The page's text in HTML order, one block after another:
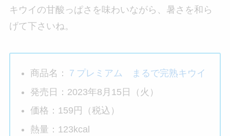
キウイの甘酸っぱさを味わいながら、暑さを和ら
げて下さいね。
商品名：
７プレミアム まるで完熟キウイ
発売日：2023年8月15日（火）
価格：159円（税込）
熱量：123kcal